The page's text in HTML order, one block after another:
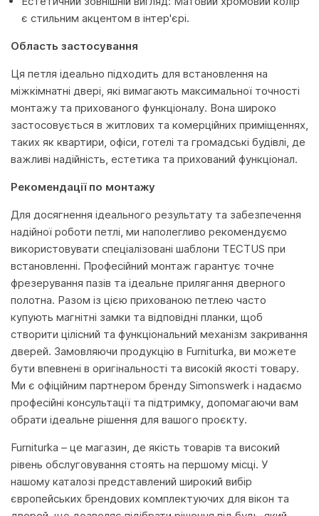
є стильним акцентом в інтер'єрі.
Область застосування
Ця петля ідеально підходить для встановлення на
міжкімнатні двері, які вимагають максимальної точності
монтажу та прихованого функціоналу. Вона широко
застосовується в житлових та комерційних приміщеннях,
таких як квартири, офіси, готелі та громадські будівлі, де
важливі надійність, естетика та прихований функціонал.
Рекомендації по монтажу
Для досягнення ідеального результату та забезпечення
надійної роботи петлі, ми наполегливо рекомендуємо
використовувати спеціалізовані шаблони TECTUS при
встановленні. Професійний монтаж гарантує точне
фрезерування пазів та ідеальне прилягання дверного
полотна. Разом із цією прихованою петлею часто
купують магнітні замки та відповідні планки, щоб
створити цілісний та функціональний механізм закривання
дверей. Замовляючи продукцію в Furniturka, ви можете
бути впевнені в оригінальності та високій якості товару.
Ми є офіційним партнером бренду Simonswerk і надаємо
професійні консультації та підтримку, допомагаючи вам
обрати ідеальне рішення для вашого проєкту.
Furniturka – це магазин, де якість товарів та високий
рівень обслуговування стоять на першому місці. У
нашому каталозі представлений широкий вибір
європейських брендових комплектуючих для вікон та